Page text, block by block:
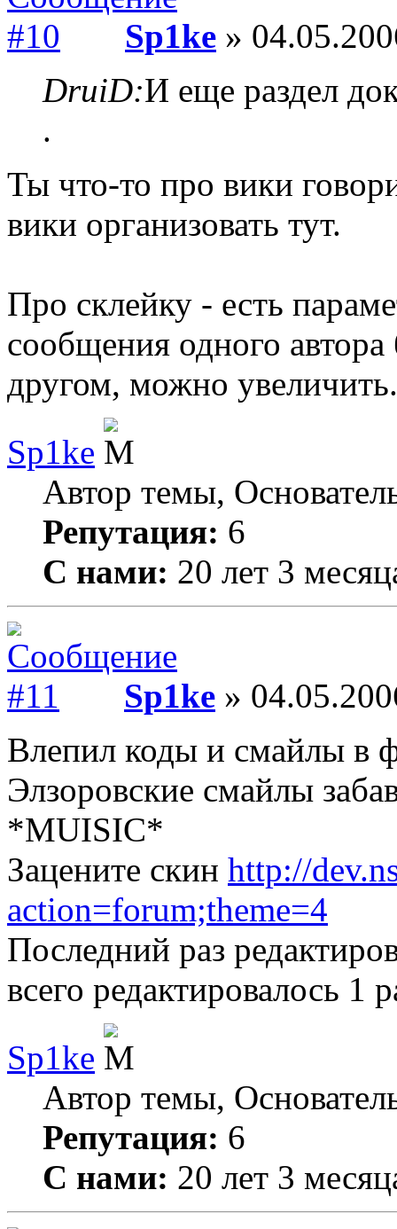
Sp1ke »
DruiD:И еще раздел
.
Ты что-то про вики
вики организовать тут.
Про склейку - есть
сообщения одного автора
другом, можно увеличить.
Sp1ke
Автор темы,
Репутация: 6
С нами: 20 лет 3
Sp1ke »
Влепил коды и смайлы в
Элзоровские смайлы
*MUISIC*
Зацените скин http://
action=forum;theme=4
Последний раз
всего редактировалось 1
Sp1ke
Автор темы,
Репутация: 6
С нами: 20 лет 3